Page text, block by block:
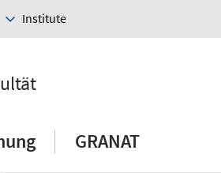
Institute
GRANAT